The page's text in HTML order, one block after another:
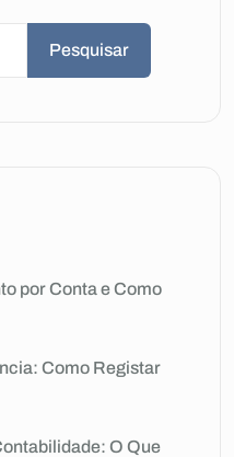
Pesquisar
por Conta e Como
Como Registar
O Que